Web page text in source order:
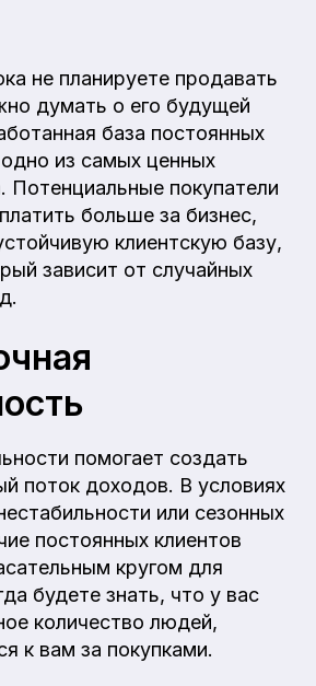
не планируете продавать
думать о его будущей
база постоянных
из самых ценных
Потенциальные покупатели
больше за бизнес,
клиентскую базу,
зависит от случайных
помогает создать
поток доходов. В условиях
или сезонных
постоянных клиентов
кругом для
будете знать, что у вас
количество людей,
к вам за покупками.